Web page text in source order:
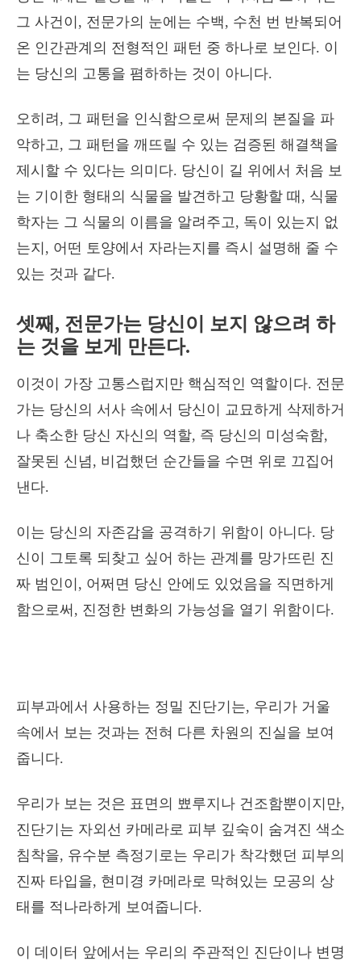
그 사건이, 전문가의 눈에는 수백, 수천 번 반복되어
온 인간관계의 전형적인 패턴 중 하나로 보인다. 이
는 당신의 고통을 폄하하는 것이 아니다.
오히려, 그 패턴을 인식함으로써 문제의 본질을 파
악하고, 그 패턴을 깨뜨릴 수 있는 검증된 해결책을
제시할 수 있다는 의미다. 당신이 길 위에서 처음 보
는 기이한 형태의 식물을 발견하고 당황할 때, 식물
학자는 그 식물의 이름을 알려주고, 독이 있는지 없
는지, 어떤 토양에서 자라는지를 즉시 설명해 줄 수
있는 것과 같다.
셋째, 전문가는 당신이 보지 않으려 하
는 것을 보게 만든다.
이것이 가장 고통스럽지만 핵심적인 역할이다. 전문
가는 당신의 서사 속에서 당신이 교묘하게 삭제하거
나 축소한 당신 자신의 역할, 즉 당신의 미성숙함,
잘못된 신념, 비겁했던 순간들을 수면 위로 끄집어
낸다.
이는 당신의 자존감을 공격하기 위함이 아니다. 당
신이 그토록 되찾고 싶어 하는 관계를 망가뜨린 진
짜 범인이, 어쩌면 당신 안에도 있었음을 직면하게
함으로써, 진정한 변화의 가능성을 열기 위함이다.
피부과에서 사용하는 정밀 진단기는, 우리가 거울
속에서 보는 것과는 전혀 다른 차원의 진실을 보여
줍니다.
우리가 보는 것은 표면의 뾰루지나 건조함뿐이지만,
진단기는 자외선 카메라로 피부 깊숙이 숨겨진 색소
침착을, 유수분 측정기로는 우리가 착각했던 피부의
진짜 타입을, 현미경 카메라로 막혀있는 모공의 상
태를 적나라하게 보여줍니다.
이 데이터 앞에서는 우리의 주관적인 진단이나 변명